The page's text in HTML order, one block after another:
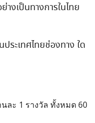
งเป็นทางการในไทย
ระเทศไทยช่องทาง ใด
ละ 1 รางวัล ทั้งหมด 60